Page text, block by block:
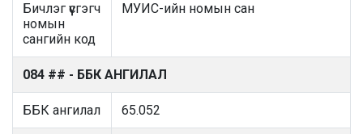
Бичлэг үүсгэгч
номын
сангийн код
МУИС-ийн номын сан
084 ## - ББК АНГИЛАЛ
ББК ангилал 65.052